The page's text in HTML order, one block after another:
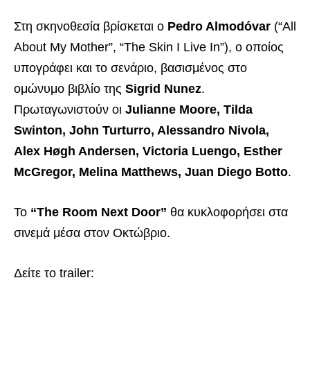
Στη σκηνοθεσία βρίσκεται ο Pedro Almodóvar (“All
About My Mother”, “The Skin I Live In”), ο οποίος
υπογράφει και το σενάριο, βασισμένος στο
ομώνυμο βιβλίο της Sigrid Nunez.
Πρωταγωνιστούν οι Julianne Moore, Tilda
Swinton, John Turturro, Alessandro Nivola,
Alex Høgh Andersen, Victoria Luengo, Esther
McGregor, Melina Matthews, Juan Diego Botto.
Το “The Room Next Door” θα κυκλοφορήσει στα
σινεμά μέσα στον Οκτώβριο.
Δείτε το trailer: